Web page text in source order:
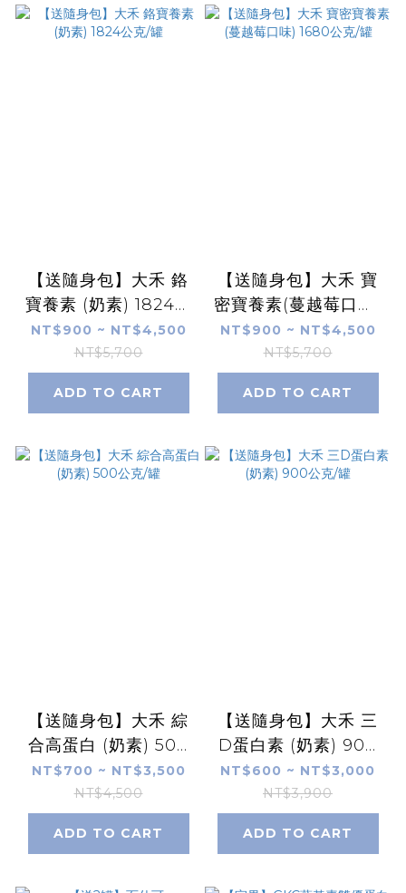
【送隨身包】大禾 鉻
寶養素 (奶素) 1824公
克/罐
NT$900 ~ NT$4,500
NT$5,700
ADD TO CART
【送隨身包】大禾 寶
密寶養素(蔓越莓口味)
1680公克/罐
NT$900 ~ NT$4,500
NT$5,700
ADD TO CART
【送隨身包】大禾 綜
合高蛋白 (奶素) 500
公克/罐
NT$700 ~ NT$3,500
NT$4,500
ADD TO CART
【送隨身包】大禾 三
D蛋白素 (奶素) 900
公克/罐
NT$600 ~ NT$3,000
NT$3,900
ADD TO CART